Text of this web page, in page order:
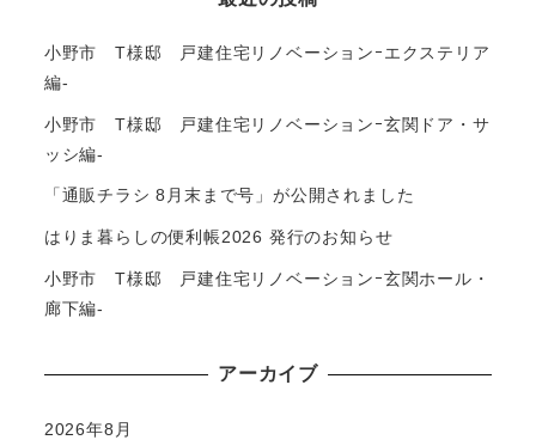
小野市 T様邸 戸建住宅リノベーションｰエクステリア
編-
小野市 T様邸 戸建住宅リノベーションｰ玄関ドア・サ
ッシ編-
「通販チラシ 8月末まで号」が公開されました
はりま暮らしの便利帳2026 発行のお知らせ
小野市 T様邸 戸建住宅リノベーションｰ玄関ホール・
廊下編-
アーカイブ
2026年8月